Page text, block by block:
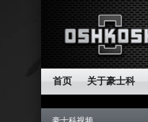
首页 关于豪士科